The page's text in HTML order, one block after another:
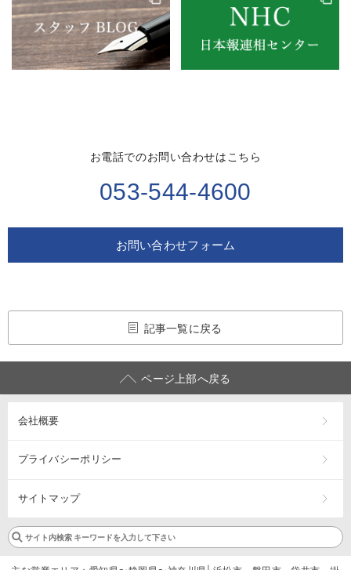
お電話でのお問い合わせはこちら
053-544-4600
お問い合わせフォーム
記事一覧に戻る
ページ上部へ戻る
会社概要
プライバシーポリシー
サイトマップ